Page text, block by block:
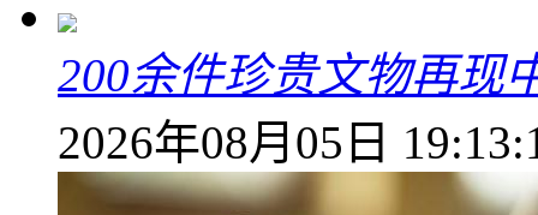
200余件珍贵文物再现
2026年08月05日